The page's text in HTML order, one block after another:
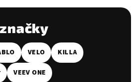
VELO KILLA
VEEV ONE